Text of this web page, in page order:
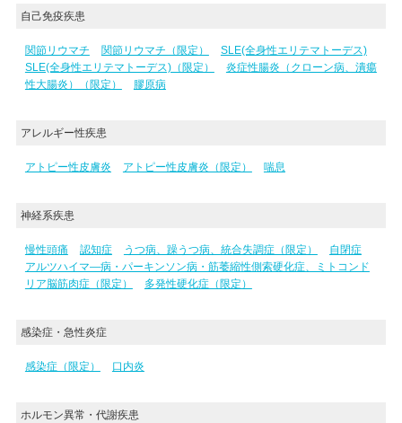
自己免疫疾患
関節リウマチ 関節リウマチ（限定）
SLE(全身性エリテマトーデス)
SLE(全身性エリテマトーデス)（限定）
炎症性腸炎（クローン病、潰瘍
性大腸炎）（限定）
膠原病
アレルギー性疾患
アトピー性皮膚炎 アトピー性皮膚炎（限定） 喘息
神経系疾患
慢性頭痛 認知症 うつ病、躁うつ病、統合失調症（限定）
自閉症
アルツハイマ―病・パーキンソン病・筋萎縮性側索硬化症、ミトコンド
リア脳筋肉症（限定）
多発性硬化症（限定）
感染症・急性炎症
感染症（限定） 口内炎
ホルモン異常・代謝疾患